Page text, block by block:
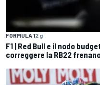
FORMULA 12 g
F1 | Red Bull e il nodo
correggere la RB22